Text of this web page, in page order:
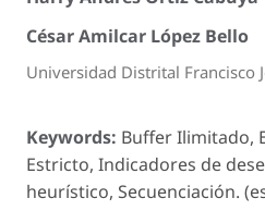
César Amilcar López Bello
Universidad Distrital Francisco
Keywords: Buffer Ilimitado,
Estricto, Indicadores de
heurístico, Secuenciación.